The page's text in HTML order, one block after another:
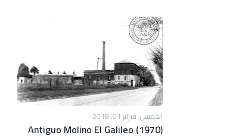
الخميس, فبراير 01, 2018
Antiguo Molino El Galileo (1970)